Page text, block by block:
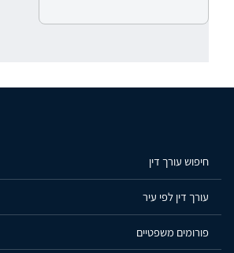
חיפוש עורך דין
עורך דין לפי עיר
פורומים משפטיים